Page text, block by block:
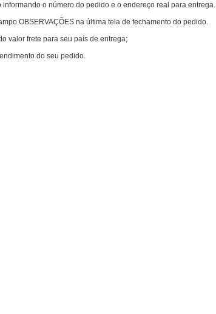
informando o número do pedido e o endereço real para entrega.
OBSERVAÇÕES na última tela de fechamento do pedido.
valor frete para seu país de entrega;
do seu pedido.